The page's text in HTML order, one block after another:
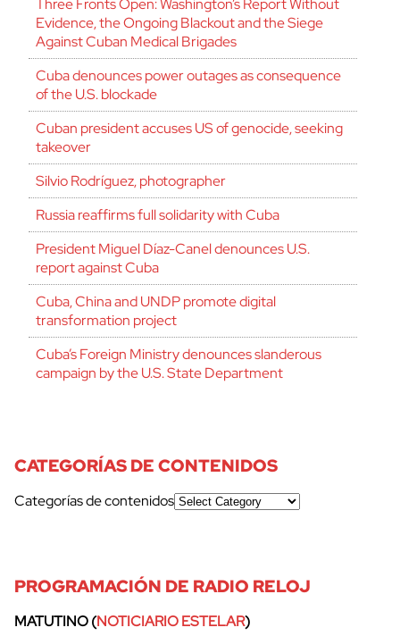
Evidence, the Ongoing Blackout and the Siege
Against Cuban Medical Brigades
Cuba denounces power outages as consequence
of the U.S. blockade
Cuban president accuses US of genocide, seeking
takeover
Silvio Rodríguez, photographer
Russia reaffirms full solidarity with Cuba
President Miguel Díaz-Canel denounces U.S.
report against Cuba
Cuba, China and UNDP promote digital
transformation project
Cuba’s Foreign Ministry denounces slanderous
campaign by the U.S. State Department
CATEGORÍAS DE CONTENIDOS
Categorías de contenidos
PROGRAMACIÓN DE RADIO RELOJ
MATUTINO (NOTICIARIO ESTELAR)